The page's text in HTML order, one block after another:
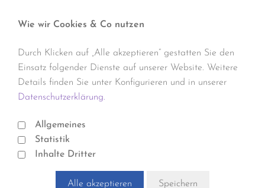
Wie wir Cookies & Co nutzen
Durch Klicken auf „Alle akzeptieren“ gestatten Sie den
Einsatz folgender Dienste auf unserer Website. Weitere
Details finden Sie unter Konfigurieren und in unserer
Datenschutzerklärung.
Allgemeines
Statistik
Inhalte Dritter
Alle akzeptieren Speichern